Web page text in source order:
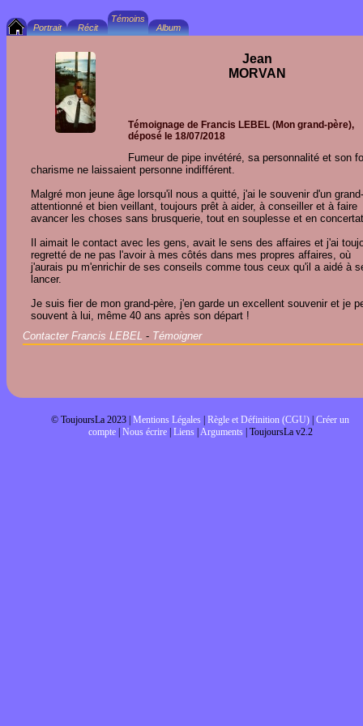
Jean
MORVAN
Témoignage de Francis LEBEL (Mon grand-père),
déposé le 18/07/2018
Fumeur de pipe invétéré, sa personnalité et son
charisme ne laissaient personne indifférent.
Malgré mon jeune âge lorsqu'il nous a quitté, j'ai le souvenir d'un
attentionné et bien veillant, toujours prêt à aider, à conseiller et à faire
avancer les choses sans brusquerie, tout en souplesse et en
Il aimait le contact avec les gens, avait le sens des affaires et j'ai
regretté de ne pas l'avoir à mes côtés dans mes propres affaires, où
j'aurais pu m'enrichir de ses conseils comme tous ceux qu'il a aidé à
lancer.
Je suis fier de mon grand-père, j'en garde un excellent souvenir et je
souvent à lui, même 40 ans après son départ !
Contacter Francis LEBEL - Témoigner
© ToujoursLa 2023 | Mentions Légales Règle et Définition (CGU) Créer un
compte| Nous écrire| Liens| Arguments| ToujoursLa v2.2